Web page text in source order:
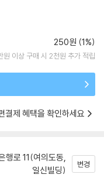
250원 (1%)
원 이상 구매 시 2천원 추가 적립
결제 혜택을 확인하세요
행로 11(여의도동,
일신빌딩)
변경